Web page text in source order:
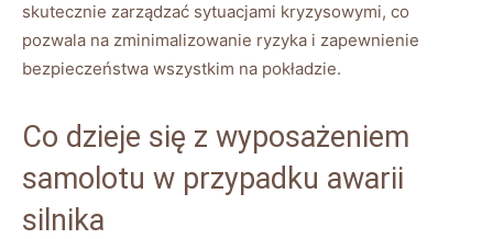
skutecznie‍ zarządzać sytuacjami kryzysowymi, co⁢
pozwala na zminimalizowanie ryzyka i zapewnienie
bezpieczeństwa ‍wszystkim na ⁤pokładzie.
Co ⁢dzieje⁤ się z wyposażeniem
samolotu w przypadku awarii
silnika